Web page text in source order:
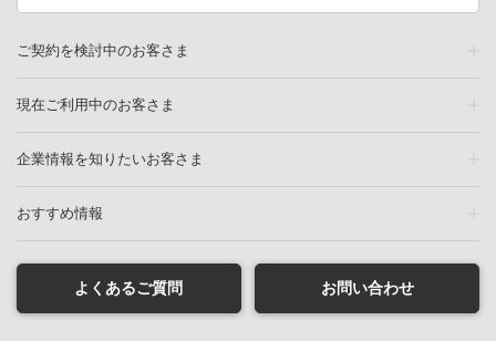
ご契約を検討中のお客さま
現在ご利用中のお客さま
企業情報を知りたいお客さま
おすすめ情報
よくあるご質問 お問い合わせ